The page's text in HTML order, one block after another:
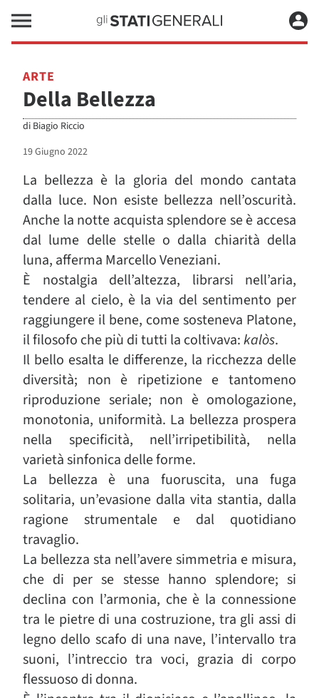
ARTE
Della Bellezza
di Biagio Riccio
19 Giugno 2022
La bellezza è la gloria del mondo cantata
dalla luce. Non esiste bellezza nell’oscurità.
Anche la notte acquista splendore se è accesa
dal lume delle stelle o dalla chiarità della
luna, afferma Marcello Veneziani.
È nostalgia dell’altezza, librarsi nell’aria,
tendere al cielo, è la via del sentimento per
raggiungere il bene, come sosteneva Platone,
il filosofo che più di tutti la coltivava:kalòs.
Il bello esalta le differenze, la ricchezza delle
diversità; non è ripetizione e tantomeno
riproduzione seriale; non è omologazione,
monotonia, uniformità. La bellezza prospera
nella specificità, nell’irripetibilità, nella
varietà sinfonica delle forme.
La bellezza è una fuoruscita, una fuga
solitaria, un’evasione dalla vita stantia, dalla
ragione strumentale e dal quotidiano
travaglio.
La bellezza sta nell’avere simmetria e misura,
che di per se stesse hanno splendore; si
declina con l’armonia, che è la connessione
tra le pietre di una costruzione, tra gli assi di
legno dello scafo di una nave, l’intervallo tra
suoni, l’intreccio tra voci, grazia di corpo
flessuoso di donna.